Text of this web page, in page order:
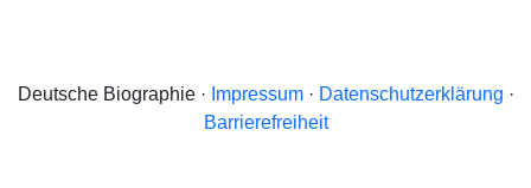
Deutsche Biographie · Impressum· Datenschutzerklärung ·
Barrierefreiheit